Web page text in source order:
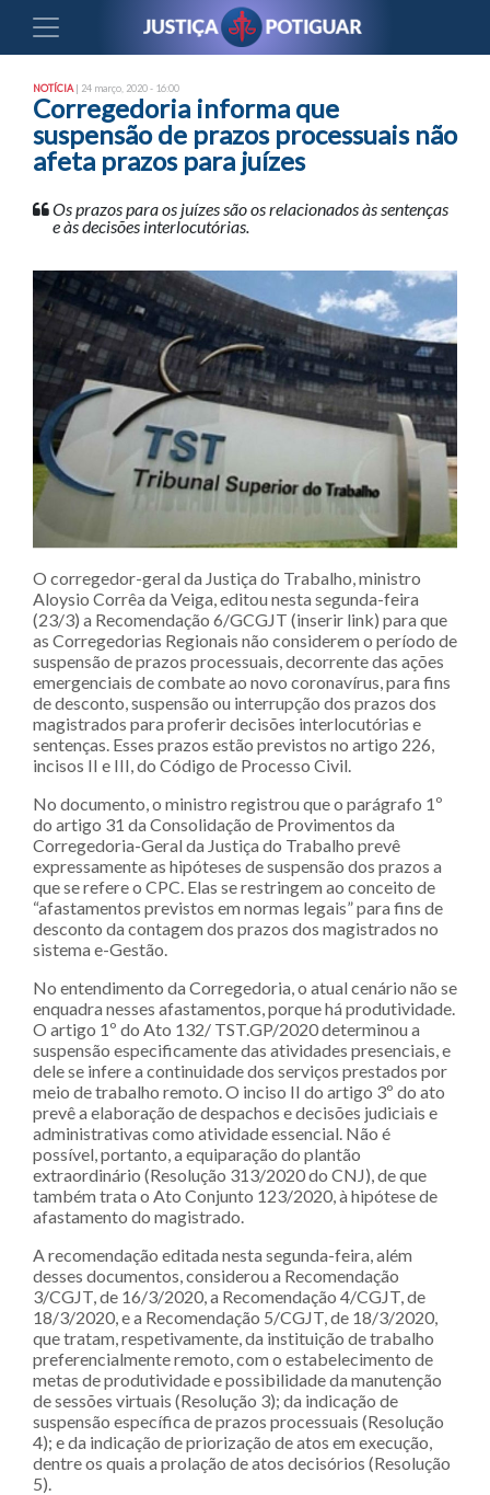
NOTÍCIA | 24 março, 2020 - 16:00
Corregedoria informa que
suspensão de prazos processuais não
afeta prazos para juízes
Os prazos para os juízes são os relacionados às sentenças
e às decisões interlocutórias.
O corregedor-geral da Justiça do Trabalho, ministro
Aloysio Corrêa da Veiga, editou nesta segunda-feira
(23/3) a Recomendação 6/GCGJT (inserir link) para que
as Corregedorias Regionais não considerem o período de
suspensão de prazos processuais, decorrente das ações
emergenciais de combate ao novo coronavírus, para fins
de desconto, suspensão ou interrupção dos prazos dos
magistrados para proferir decisões interlocutórias e
sentenças. Esses prazos estão previstos no artigo 226,
incisos II e III, do Código de Processo Civil.
No documento, o ministro registrou que o parágrafo 1º
do artigo 31 da Consolidação de Provimentos da
Corregedoria-Geral da Justiça do Trabalho prevê
expressamente as hipóteses de suspensão dos prazos a
que se refere o CPC. Elas se restringem ao conceito de
“afastamentos previstos em normas legais” para fins de
desconto da contagem dos prazos dos magistrados no
sistema e-Gestão.
No entendimento da Corregedoria, o atual cenário não se
enquadra nesses afastamentos, porque há produtividade.
O artigo 1º do Ato 132/ TST.GP/2020 determinou a
suspensão especificamente das atividades presenciais, e
dele se infere a continuidade dos serviços prestados por
meio de trabalho remoto. O inciso II do artigo 3º do ato
prevê a elaboração de despachos e decisões judiciais e
administrativas como atividade essencial. Não é
possível, portanto, a equiparação do plantão
extraordinário (Resolução 313/2020 do CNJ), de que
também trata o Ato Conjunto 123/2020, à hipótese de
afastamento do magistrado.
A recomendação editada nesta segunda-feira, além
desses documentos, considerou a Recomendação
3/CGJT, de 16/3/2020, a Recomendação 4/CGJT, de
18/3/2020, e a Recomendação 5/CGJT, de 18/3/2020,
que tratam, respetivamente, da instituição de trabalho
preferencialmente remoto, com o estabelecimento de
metas de produtividade e possibilidade da manutenção
de sessões virtuais (Resolução 3); da indicação de
suspensão específica de prazos processuais (Resolução
4); e da indicação de priorização de atos em execução,
dentre os quais a prolação de atos decisórios (Resolução
5).